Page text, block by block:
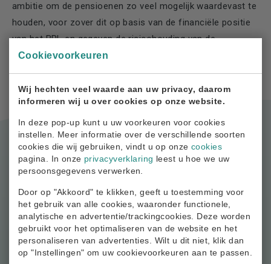
Cookievoorkeuren
Wij hechten veel waarde aan uw privacy, daarom
informeren wij u over cookies op onze website.
In deze pop-up kunt u uw voorkeuren voor cookies
instellen. Meer informatie over de verschillende soorten
cookies die wij gebruiken, vindt u op onze cookies
pagina. In onze privacyverklaring leest u hoe we uw
persoonsgegevens verwerken.
Door op "Akkoord" te klikken, geeft u toestemming voor
het gebruik van alle cookies, waaronder functionele,
analytische en advertentie/trackingcookies. Deze worden
gebruikt voor het optimaliseren van de website en het
personaliseren van advertenties. Wilt u dit niet, klik dan
op "Instellingen" om uw cookievoorkeuren aan te passen.
ambitie om de pensioenen zo veel mogelijk waardevast te
houden, voor zover dit op basis van de financiële positie
van het BPL en gegeven de risicohouding van de
deelnemers mogelijk is.
t.a.v. Stichting
Beroepspensioenfonds
Meer weten?
Nieuws
Agenda